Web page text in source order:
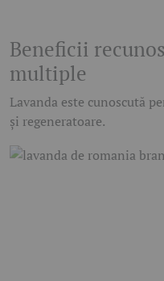
Beneficii
multiple
Lavanda este cunoscută
și regeneratoare.